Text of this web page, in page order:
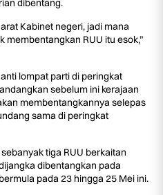
dibentang.
Kabinet negeri, jadi mana
RUU itu esok,”
lompat parti di peringkat
sebelum ini kerajaan
membentangkannya selepas
sama di peringkat
tiga RUU berkaitan
dibentangkan pada
pada 23 hingga 25 Mei ini.